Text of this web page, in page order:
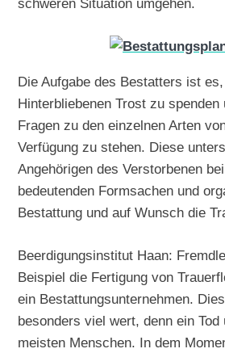
Die Aufgabe des Bestatters ist
Hinterbliebenen Trost zu spenden
Fragen zu den einzelnen Arten
Verfügung zu stehen. Diese
Angehörigen des Verstorbenen
bedeutenden Formsachen und
Bestattung und auf Wunsch die
Beerdigungsinstitut Haan:
Beispiel die Fertigung von
ein Bestattungsunternehmen.
besonders viel wert, denn ein Tod
meisten Menschen. In dem